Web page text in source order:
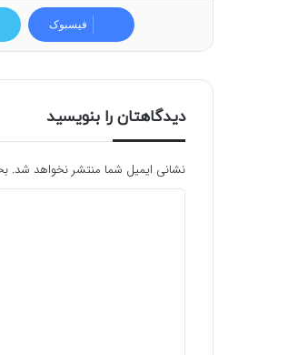
فیسبوک
دیدگاهتان را بنویسید
نشانی ایمیل شما منتشر نخواهد شد.